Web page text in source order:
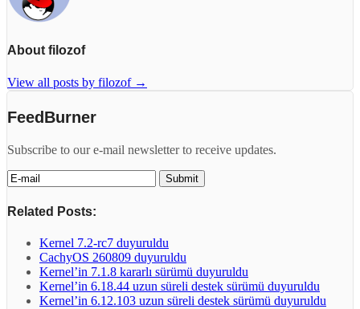
About filozof
View all posts by filozof →
FeedBurner
Subscribe to our e-mail newsletter to receive updates.
Related Posts:
Kernel 7.2-rc7 duyuruldu
CachyOS 260809 duyuruldu
Kernel’in 7.1.8 kararlı sürümü duyuruldu
Kernel’in 6.18.44 uzun süreli destek sürümü duyuruldu
Kernel’in 6.12.103 uzun süreli destek sürümü duyuruldu